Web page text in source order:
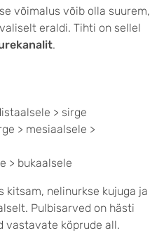
võimalus võib olla suurem,
eraldi. Tihti on sellel
.
> sirge
> mesiaalsele >
> bukaalsele
kitsam, nelinurkse kujuga ja
Pulbisarved on hästi
vastavate köprude all.